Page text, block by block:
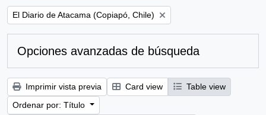
Remove filter:
El Diario de Atacama (Copiapó, Chile)
Opciones avanzadas de búsqueda
Imprimir vista previa Card view
Table view
Ordenar por: Título